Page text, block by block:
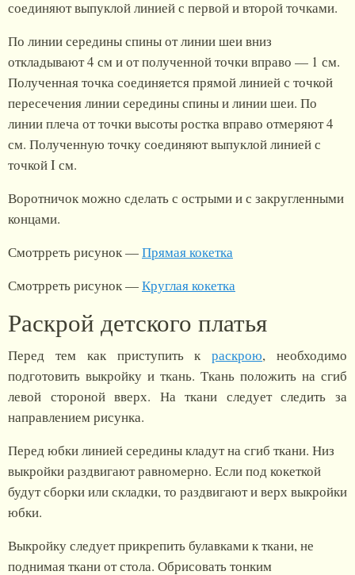
соединяют выпуклой линией с первой и второй точками.
По линии середины спины от линии шеи вниз
откладывают 4 см и от полученной точки вправо — 1 см.
Полученная точка соединяется прямой линией с точкой
пересечения линии середины спины и линии шеи. По
линии плеча от точки высоты ростка вправо отмеряют 4
см. Полученную точку соединяют выпуклой линией с
точкой I см.
Воротничок можно сделать с острыми и с закругленными
концами.
Смотрреть рисунок —Прямая кокетка
Смотрреть рисунок —Круглая кокетка
Раскрой детского платья
Перед тем как приступить краскрою, необходимо
подготовить выкройку и ткань. Ткань положить на сгиб
левой стороной вверх. На ткани следует следить за
направлением рисунка.
Перед юбки линией середины кладут на сгиб ткани. Низ
выкройки раздвигают равномерно. Если под кокеткой
будут сборки или складки, то раздвигают и верх выкройки
юбки.
Выкройку следует прикрепить булавками к ткани, не
поднимая ткани от стола. Обрисовать тонким